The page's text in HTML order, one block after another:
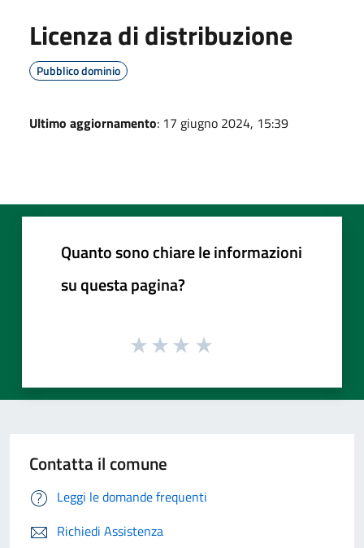
Licenza di distribuzione
Pubblico dominio
Ultimo aggiornamento: 17 giugno 2024, 15:39
Quanto sono chiare le informazioni
su questa pagina?
Contatta il comune
Leggi le domande frequenti
Richiedi Assistenza